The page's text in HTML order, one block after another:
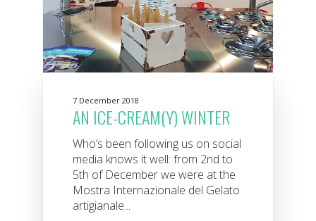
7 December 2018
AN ICE-CREAM(Y) WINTER
Who’s been following us on social
media knows it well: from 2nd to
5th of December we were at the
Mostra Internazionale del Gelato
artigianale...